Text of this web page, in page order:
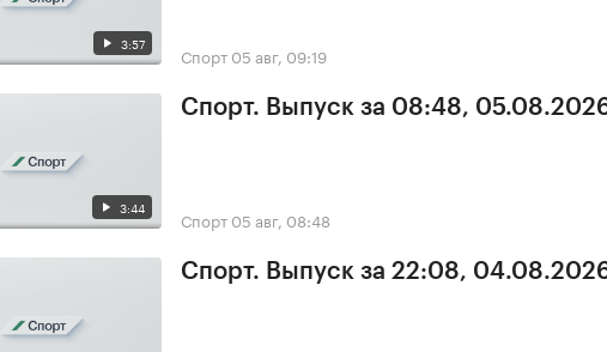
3:57 Спорт 05 авг, 09:19
3:44
Спорт. Выпуск за 08:48,
Спорт 05 авг, 08:48
Спорт. Выпуск за 22:08,